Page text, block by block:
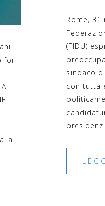
for
Rome, 31
(FIDU)
sindaco
con tutta